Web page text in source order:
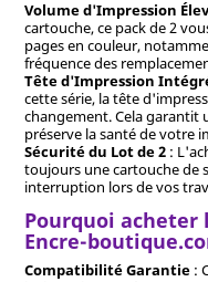
Volume d'Impression
cartouche, ce pack de 2
pages en couleur,
fréquence des
Tête d'Impression
cette série, la tête
changement. Cela garantit
préserve la santé de votre
Sécurité du Lot de 2:
toujours une cartouche de
interruption lors de vos
Pourquoi acheter
Encre-
Compatibilité Garantie: